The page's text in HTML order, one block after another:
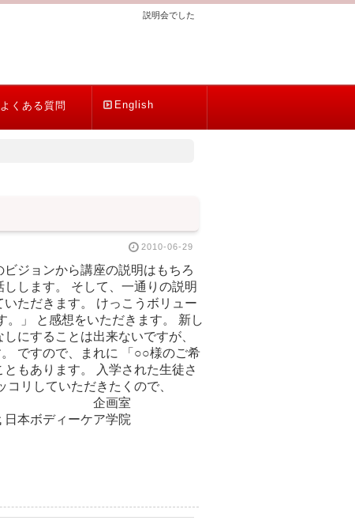
説明会でした
よくある質問 English
2010-06-29
ジョンから講座の説明はもちろ
します。 そして、一通りの説明
ただきます。 けっこうボリュー
。」 と感想をいただきます。 新し
にすることは出来ないですが、
ですので、まれに 「○○様のご希
もあります。 入学された生徒さ
リしていただきたくので、
企画室
ア学院